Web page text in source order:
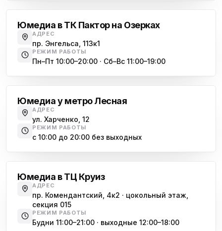
Юмедиа в ТК Пактор на Озерках
АДРЕС
пр. Энгельса, 113к1
РЕЖИМ РАБОТЫ
Пн–Пт 10:00–20:00 · Сб–Вс 11:00–19:00
Юмедиа у метро Лесная
АДРЕС
ул. Харченко, 12
РЕЖИМ РАБОТЫ
с 10:00 до 20:00 без выходных
Юмедиа в ТЦ Круиз
АДРЕС
пр. Комендантский, 4к2 · цокольный этаж,
секция 015
РЕЖИМ РАБОТЫ
Будни 11:00–21:00 · выходные 12:00–18:00